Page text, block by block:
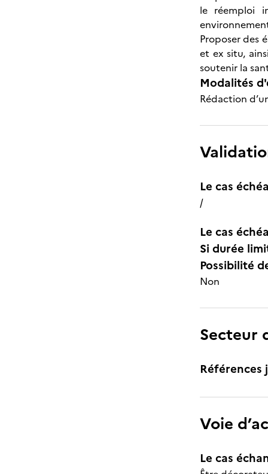
le réemploi
Proposer des
et ex situ,
soutenir la
Modalités
Rédaction
Le cas
/
Le cas
Si durée
Possibilité
Non
Secteur
Références
Voie
Le cas